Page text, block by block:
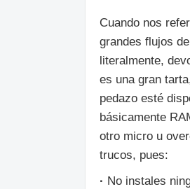
Cuando nos
grandes flujos
literalmente,
es una gran
pedazo esté
básicamente
otro micro u
trucos, pues:
· No instales